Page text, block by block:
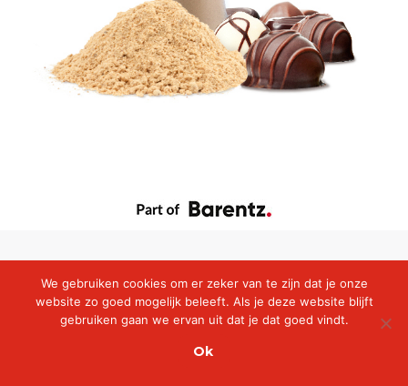
We gebruiken cookies om er zeker van te zijn dat je onze
website zo goed mogelijk beleeft. Als je deze website blijft
gebruiken gaan we ervan uit dat je dat goed vindt.
Ok